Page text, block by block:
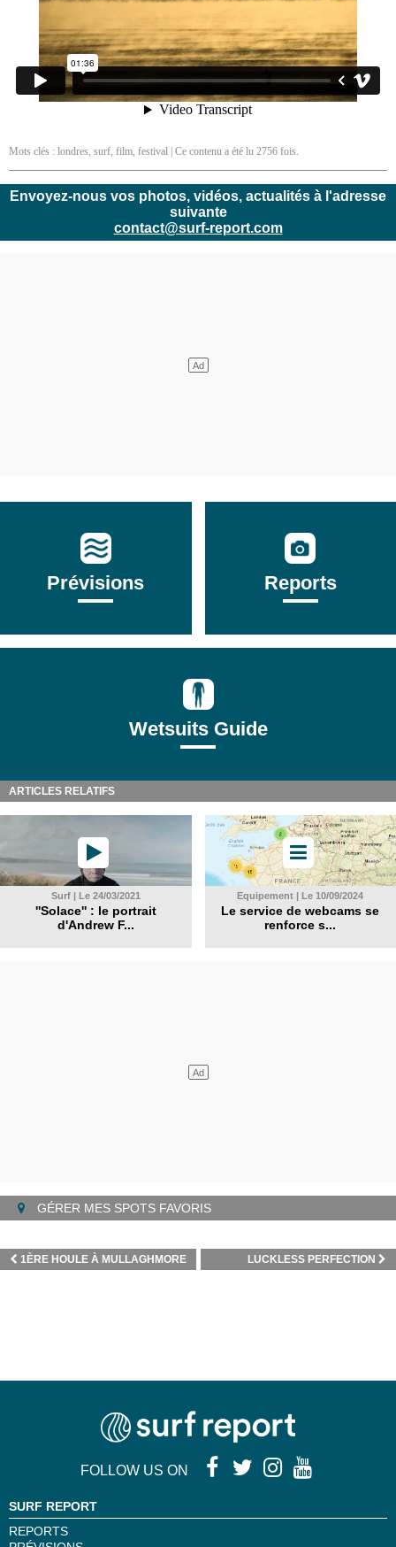
Mots clés : londres, surf, film, festival | Ce contenu a été lu 2756 fois.
Envoyez-nous vos photos, vidéos, actualités à l'adresse
suivante
contact@surf-report.com
Prévisions Reports
Wetsuits Guide
ARTICLES RELATIFS
Surf | Le 24/03/2021
''Solace'' : le portrait
d'Andrew F...
Equipement | Le 10/09/2024
Le service de webcams se
renforce s...
GÉRER MES SPOTS FAVORIS
LUCKLESS PERFECTION
1ÈRE HOULE À MULLAGHMORE
FOLLOW US ON
SURF REPORT
REPORTS